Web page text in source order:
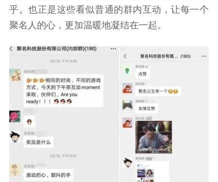
乎。也正是这些看似普通的群内互动，让每一个
聚名人的心，更加温暖地凝结在一起。